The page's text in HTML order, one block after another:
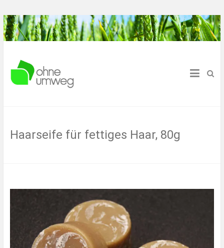
Haarseife für fettiges Haar, 80g